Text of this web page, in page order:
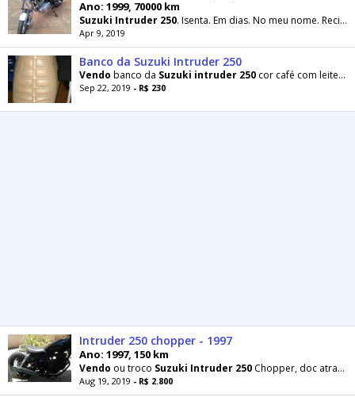
Ano: 1999, 70000 km
Suzuki Intruder 250. Isenta. Em dias. No meu nome. Recibo em branco. Desapego. Aceito trocas
Apr 9, 2019
Banco da Suzuki Intruder 250
Vendo banco da Suzuki intruder 250 cor café com leite e está em bom estado de conservação
Sep 22, 2019 - R$ 230
Intruder 250 chopper - 1997
Ano: 1997, 150 km
Vendo ou troco Suzuki Intruder 250 Chopper, doc atrasado, troco por iPhone 8 Plus
Aug 19, 2019 - R$ 2.800